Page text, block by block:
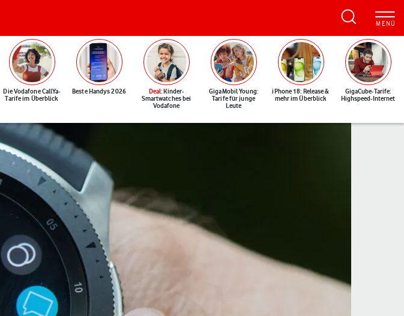
Die Vodafone CallYa-
Tarife im Überblick
Beste Handys 2026 Deal: Kinder-
Smartwatches bei
Vodafone
GigaMobil Young:
Tarife für junge
Leute
iPhone 18: Release &
mehr im Überblick
GigaCube-Tarife:
Highspeed-Internet